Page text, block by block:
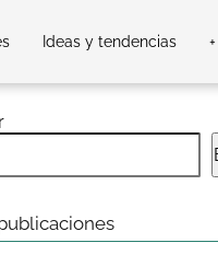
Ideas y tendencias